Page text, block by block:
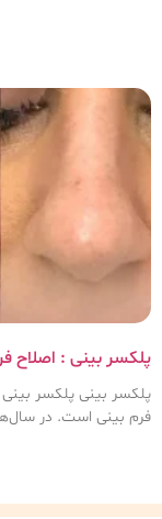
پلکسر بینی : اصلاح
پلکسر بینی پلکسر بینی
فرم بینی است. در